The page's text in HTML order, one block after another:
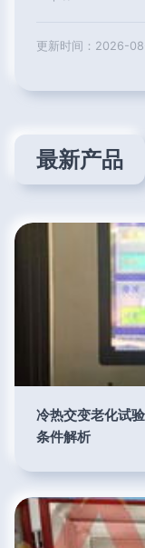
更新时间：2026-
最新产品
冷热交变老化试
条件解析